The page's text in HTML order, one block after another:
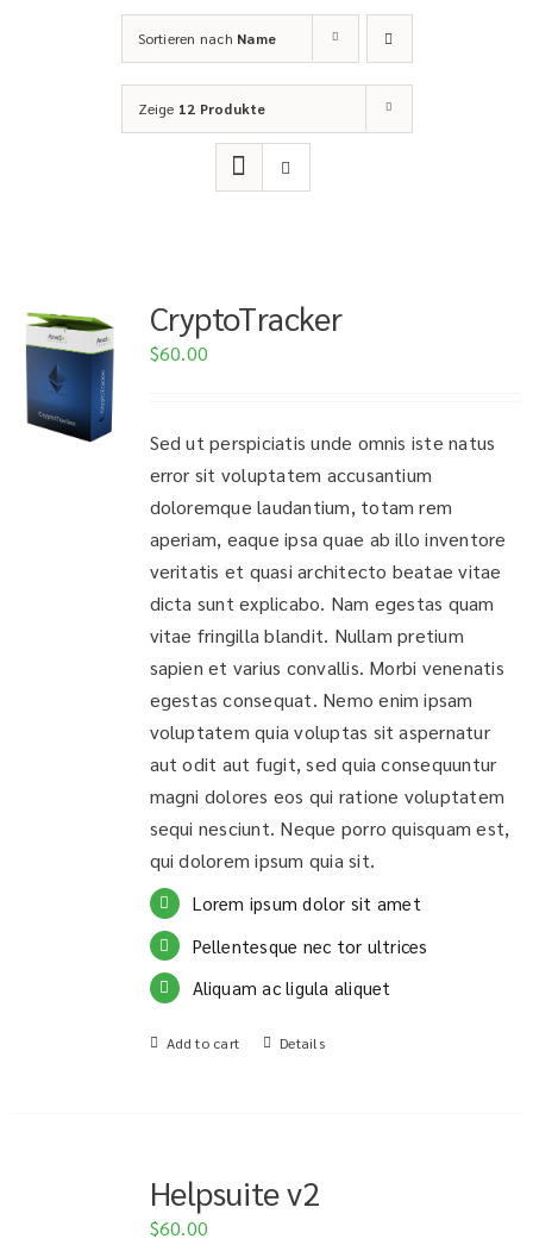
Sortieren nach Name
Zeige 12 Produkte
CryptoTracker
$60.00
Sed ut perspiciatis unde omnis iste natus
error sit voluptatem accusantium
doloremque laudantium, totam rem
aperiam, eaque ipsa quae ab illo inventore
veritatis et quasi architecto beatae vitae
dicta sunt explicabo. Nam egestas quam
vitae fringilla blandit. Nullam pretium
sapien et varius convallis. Morbi venenatis
egestas consequat. Nemo enim ipsam
voluptatem quia voluptas sit aspernatur
aut odit aut fugit, sed quia consequuntur
magni dolores eos qui ratione voluptatem
sequi nesciunt. Neque porro quisquam est,
qui dolorem ipsum quia sit.
Lorem ipsum dolor sit amet
Pellentesque nec tor ultrices
Aliquam ac ligula aliquet
Add to cart Details
Helpsuite v2
$60.00